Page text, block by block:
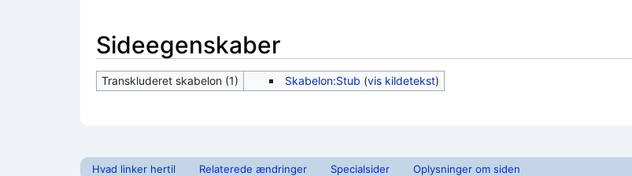
Sideegenskaber
Transkluderet skabelon (1) Skabelon:Stub (vis kildetekst)
Hvad linker hertil Relaterede ændringer Specialsider Oplysninger om siden